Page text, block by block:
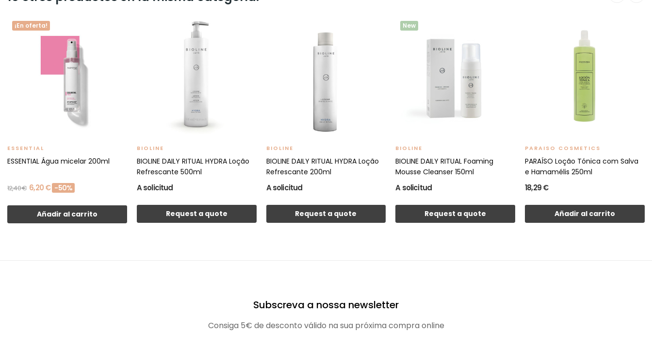
¡En oferta!
ESSENTIAL
ESSENTIAL Água micelar 200ml
12,40 € 6,20 € -50%
Añadir al carrito
BIOLINE
BIOLINE DAILY RITUAL HYDRA Loção
Refrescante 500ml
A solicitud
Request a quote
BIOLINE
BIOLINE DAILY RITUAL HYDRA Loção
Refrescante 200ml
A solicitud
Request a quote
New
BIOLINE
BIOLINE DAILY RITUAL Foaming
Mousse Cleanser 150ml
A solicitud
Request a quote
PARAISO COSMETICS
PARAÍSO Loção Tónica com Salva
e Hamamélis 250ml
18,29 €
Añadir al carrito
Subscreva a nossa newsletter
Consiga 5€ de desconto válido na sua próxima compra online